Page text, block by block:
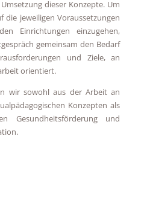
dieser Konzepte. Um
jeweiligen Voraussetzungen
Einrichtungen einzugehen,
gemeinsam den Bedarf
und Ziele, an
orientiert.
wir sowohl aus der Arbeit an
Konzepten als
Gesundheitsförderung und